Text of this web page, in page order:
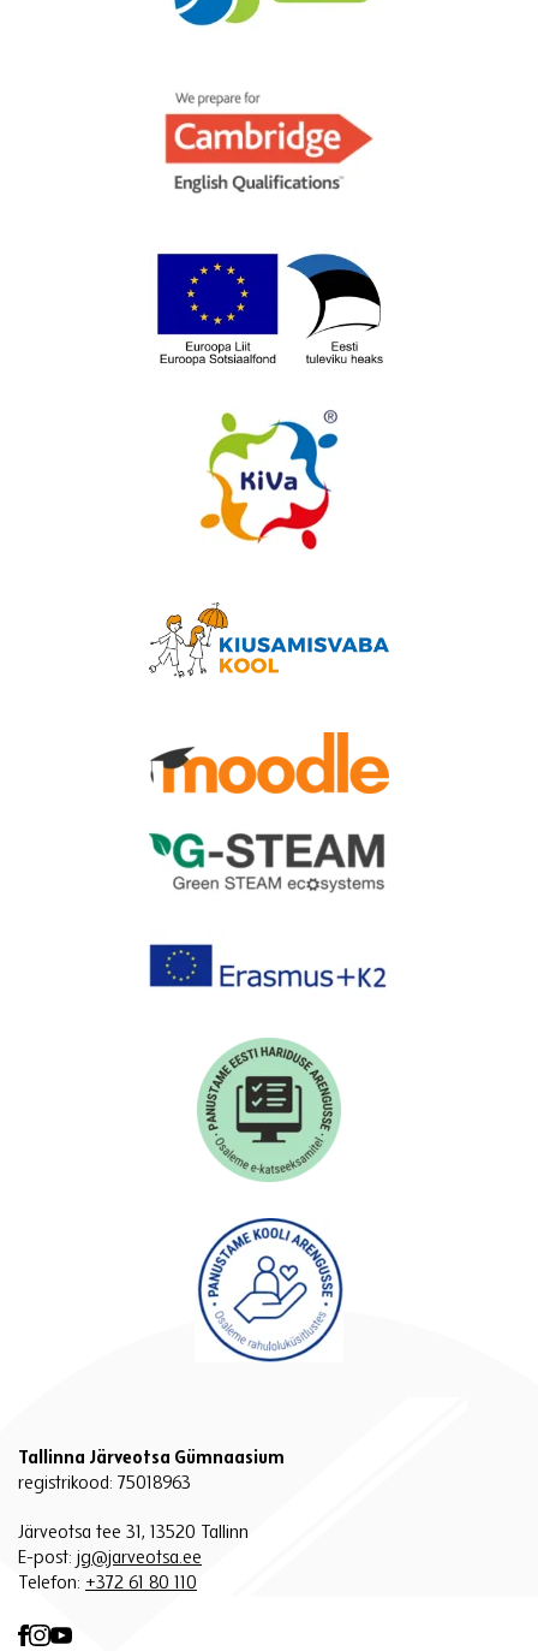
Tallinna Järveotsa Gümnaasium
registrikood: 75018963
Järveotsa tee 31, 13520 Tallinn
E-post: jg@jarveotsa.ee
Telefon: +372 61 80 110